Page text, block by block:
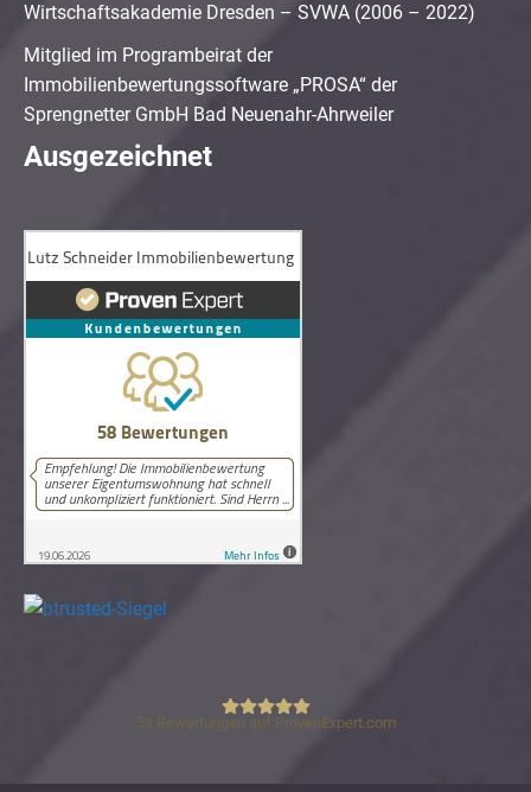
Wirtschaftsakademie Dresden – SVWA (2006 – 2022)
Mitglied im Programbeirat der
Immobilienbewertungssoftware „PROSA“ der
Sprengnetter GmbH Bad Neuenahr-Ahrweiler
Ausgezeichnet
Lutz Schneider Immobilienbewertung
58 Bewertungen auf ProvenExpert.com